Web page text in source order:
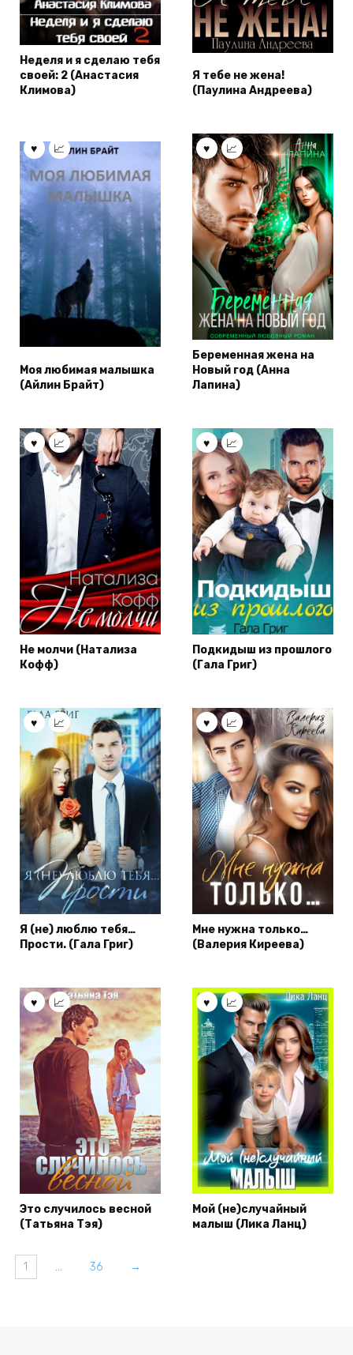
Неделя и я сделаю тебя
своей: 2 (Анастасия
Климова)
Я тебе не жена!
(Паулина Андреева)
Моя любимая малышка
(Айлин Брайт)
Беременная жена на
Новый год (Анна
Лапина)
Не молчи (Натализа
Кофф)
Подкидыш из прошлого
(Гала Григ)
Я (не) люблю тебя…
Прости. (Гала Григ)
Мне нужна только…
(Валерия Киреева)
Это случилось весной
(Татьяна Тэя)
Мой (не)случайный
малыш (Лика Ланц)
1 … 36 →